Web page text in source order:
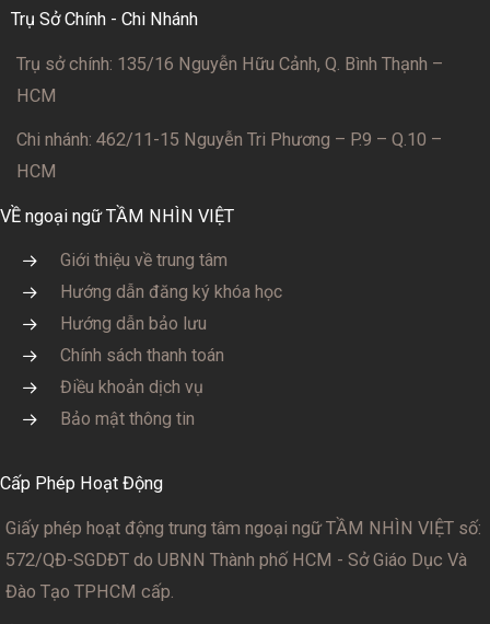
Trụ Sở Chính - Chi Nhánh
Trụ sở chính: 135/16 Nguyễn Hữu Cảnh, Q. Bình Thạnh –
HCM
Chi nhánh: 462/11-15 Nguyễn Tri Phương – P.9 – Q.10 –
HCM
VỀ ngoại ngữ TẦM NHÌN VIỆT
Giới thiệu về trung tâm
Hướng dẫn đăng ký khóa học
Hướng dẫn bảo lưu
Chính sách thanh toán
Điều khoản dịch vụ
Bảo mật thông tin
Cấp Phép Hoạt Động
Giấy phép hoạt động trung tâm ngoại ngữ TẦM NHÌN VIỆT số:
572/QĐ-SGDĐT do UBNN Thành phố HCM - Sở Giáo Dục Và
Đào Tạo TPHCM cấp.